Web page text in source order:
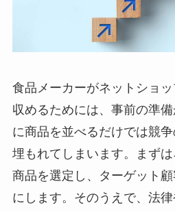
食品メーカーがネットショ
収めるためには、事前の準
に商品を並べるだけでは競
埋もれてしまいます。まず
商品を選定し、ターゲット
にします。そのうえで、法